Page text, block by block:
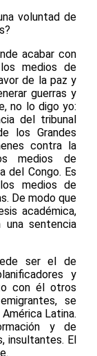
voluntad de
acabar con
medios de
de la paz y
guerras y
no lo digo yo:
del tribunal
los Grandes
contra la
medios de
del Congo. Es
medios de
De modo que
académica,
una sentencia
ser el de
y
con él otros
se
Latina.
y de
insultantes. El